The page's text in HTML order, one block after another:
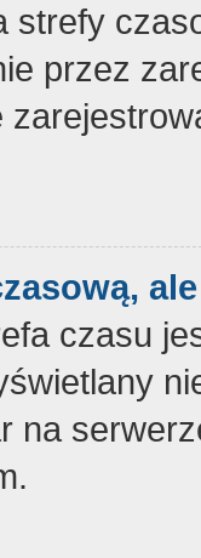
strefy
przez
czasu
na